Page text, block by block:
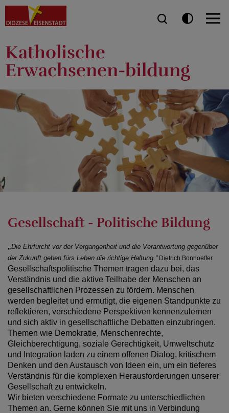
Katholische
Erwachsenen-bildung
Gesellschaft - Politische Bildung
„Die Ehrfurcht vor der Vergangenheit und die Verantwortung gegenüber
der Zukunft geben fürs Leben die richtige Haltung.“ Dietrich Bonhoeffer
Gesellschaftspolitische Themen tragen dazu bei, das
Verständnis und die aktive Teilhabe der Menschen an
gesellschaftlichen Prozessen zu fördern. Menschen
werden begleitet und ermutigt, die eigenen Standpunkte zu
reflektieren, verschiedene Perspektiven kennenzulernen
und sich aktiv in gesellschaftliche Debatten einzubringen.
Themen wie Demokratie, Menschenrechte,
Gleichberechtigung, soziale Gerechtigkeit, Umweltschutz
und Integration laden zu einem offenen Dialog, kritischem
Denken und den Austausch von Ideen ein, um ein tieferes
Verständnis für die komplexen Herausforderungen unserer
Gesellschaft zu entwickeln.
Wir bieten verschiedene Formate zu unterschiedlichen
Themen an. Gerne können Sie mit uns in Verbindung